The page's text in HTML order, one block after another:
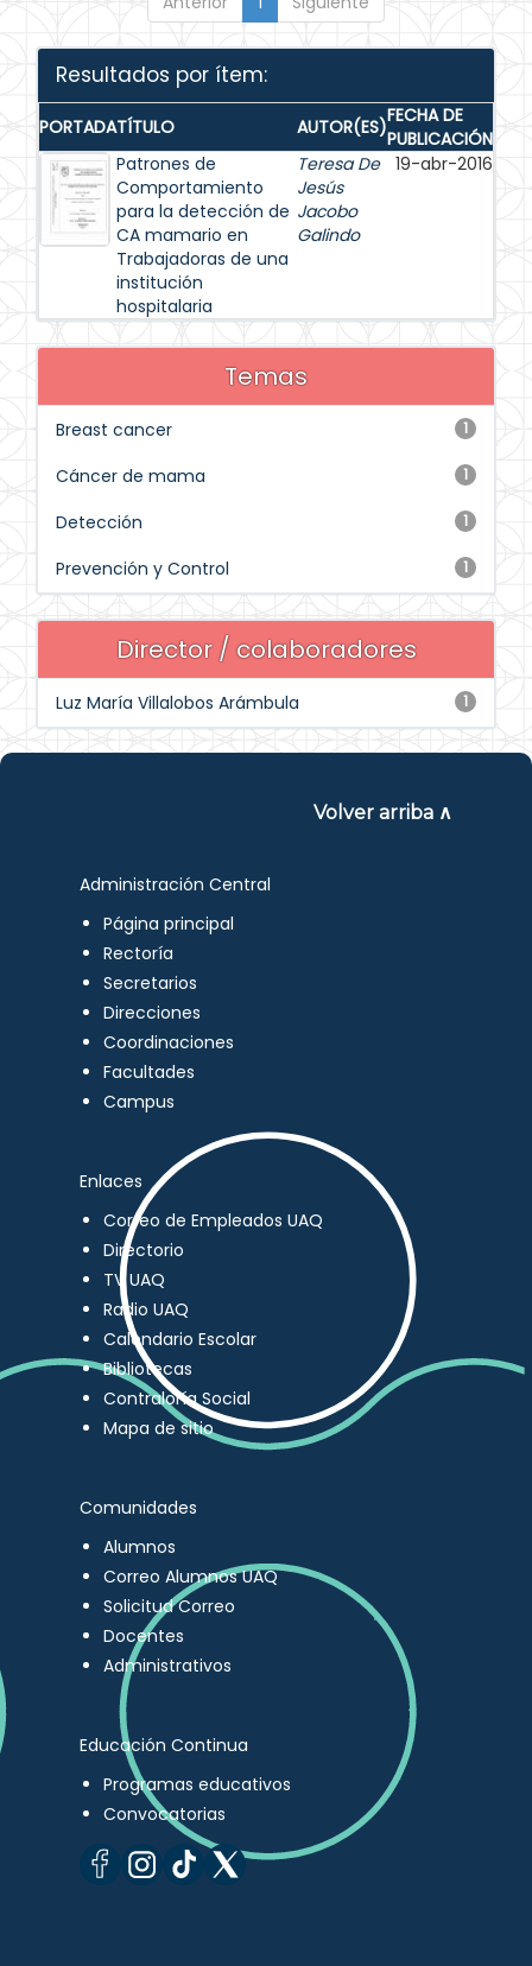
Resultados por ítem:
PORTADATÍTULO AUTOR(ES)FECHA DE
PUBLICACIÓN
Patrones de
Comportamiento
para la detección de
CA mamario en
Trabajadoras de una
institución
hospitalaria
Teresa De
Jesús
Jacobo
Galindo
19-abr-2016
Temas
1
Breast cancer
1
Cáncer de mama
1
Detección
1
Prevención y Control
Director / colaboradores
1
Luz María Villalobos Arámbula
Volver arriba ∧
Administración Central
Página principal
Rectoría
Secretarios
Direcciones
Coordinaciones
Facultades
Campus
Enlaces
Correo de Empleados UAQ
Directorio
TV UAQ
Radio UAQ
Calendario Escolar
Bibliotecas
Contraloría Social
Mapa de sitio
Comunidades
Alumnos
Correo Alumnos UAQ
Solicitud Correo
Docentes
Administrativos
Educación Continua
Programas educativos
Convocatorias